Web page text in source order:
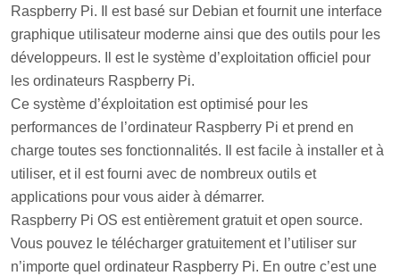
Raspberry Pi. Il est basé sur Debian et fournit une interface
graphique utilisateur moderne ainsi que des outils pour les
développeurs. Il est le système d’exploitation officiel pour
les ordinateurs Raspberry Pi.
Ce système d’éxploitation est optimisé pour les
performances de l’ordinateur Raspberry Pi et prend en
charge toutes ses fonctionnalités. Il est facile à installer et à
utiliser, et il est fourni avec de nombreux outils et
applications pour vous aider à démarrer.
Raspberry Pi OS est entièrement gratuit et open source.
Vous pouvez le télécharger gratuitement et l’utiliser sur
n’importe quel ordinateur Raspberry Pi. En outre c’est une